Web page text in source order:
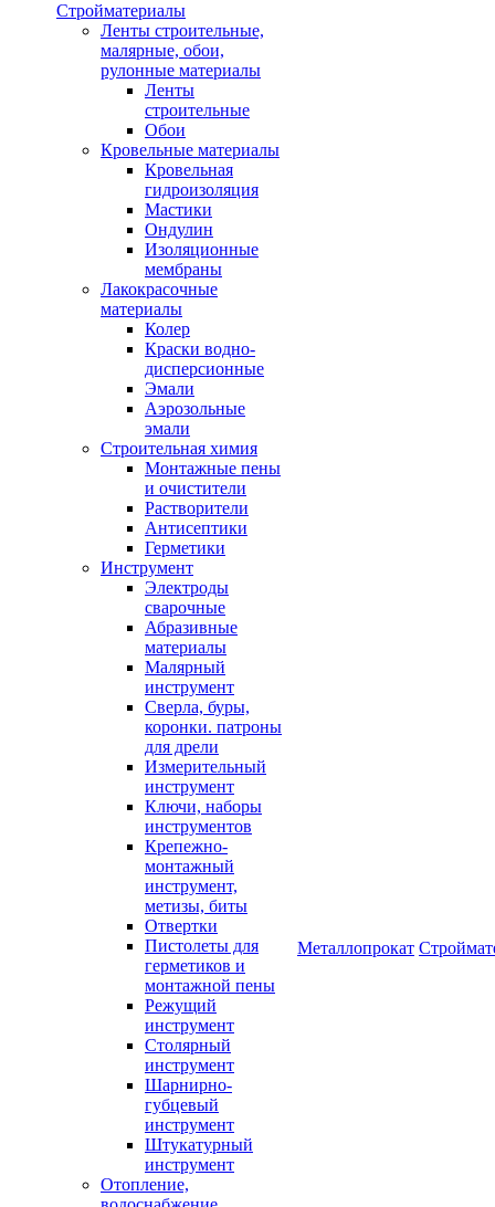
Стройматериалы
Ленты строительные,
малярные, обои,
рулонные материалы
Ленты
строительные
Обои
Кровельные материалы
Кровельная
гидроизоляция
Мастики
Ондулин
Изоляционные
мембраны
Лакокрасочные
материалы
Колер
Краски водно-
дисперсионные
Эмали
Аэрозольные
эмали
Строительная химия
Монтажные пены
и очистители
Растворители
Антисептики
Герметики
Инструмент
Электроды
сварочные
Абразивные
материалы
Малярный
инструмент
Сверла, буры,
коронки. патроны
для дрели
Измерительный
инструмент
Ключи, наборы
инструментов
Крепежно-
монтажный
инструмент,
метизы, биты
Отвертки
Пистолеты для
герметиков и
монтажной пены
Режущий
инструмент
Столярный
инструмент
Шарнирно-
губцевый
инструмент
Штукатурный
инструмент
Отопление,
Металлопрокат